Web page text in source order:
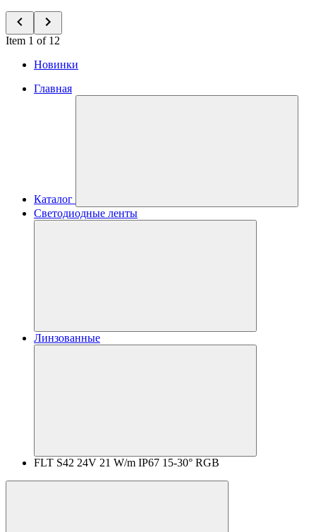
Item 1 of 12
Новинки
Главная
Каталог
Светодиодные ленты
Линзованные
FLT S42 24V 21 W/m IP67 15-30° RGB